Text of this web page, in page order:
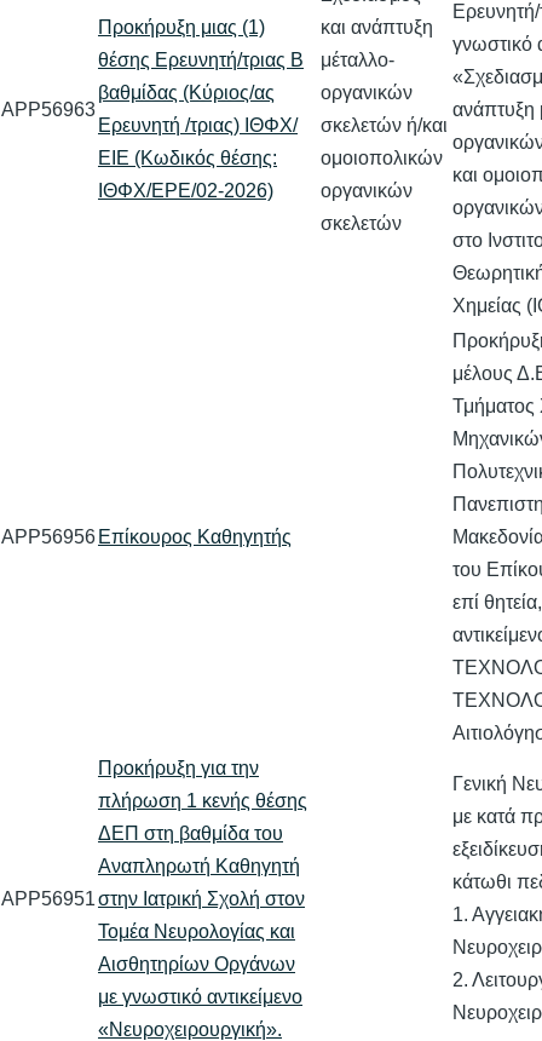
APP56963
Προκήρυξη μιας (1)
θέσης Ερευνητή/τριας Β
βαθμίδας (Κύριος/ας
Ερευνητή /τριας) ΙΘΦΧ/
ΕΙΕ (Κωδικός θέσης:
ΙΘΦΧ/ΕΡΕ/02-2026)
και ανάπτυξη
μέταλλο-
οργανικών
σκελετών ή/και
ομοιοπολικών
οργανικών
σκελετών
Ερευνητή/
γνωστικό
ανάπτυξη
και
στο
Χημείας
APP56956 Επίκουρος Καθηγητής
μέλους
Τμήματος
του
επί
APP56951
Προκήρυξη για την
πλήρωση 1 κενής θέσης
ΔΕΠ στη βαθμίδα του
Αναπληρωτή Καθηγητή
στην Ιατρική Σχολή στον
Τομέα Νευρολογίας και
Αισθητηρίων Οργάνων
με γνωστικό αντικείμενο
«Νευροχειρουργική».
Γενική
με κατά
κάτωθι
1.
2.